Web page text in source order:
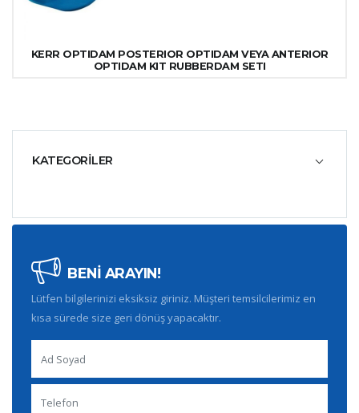
KATEGORİLER
BENİ ARAYIN!
Lütfen bilgilerinizi eksiksiz giriniz. Müşteri temsilcilerimiz en
kısa sürede size geri dönüş yapacaktır.
KERR OPTIDAM POSTERIOR OPTIDAM VEYA ANTERIOR
OPTIDAM KIT RUBBERDAM SETI